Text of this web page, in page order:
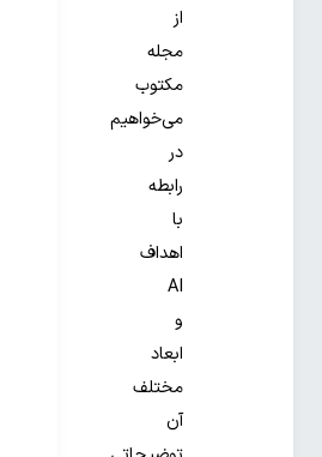
از
مجله
مکتوب
می‌خواهیم
در
رابطه
با
اهداف
AI
و
ابعاد
مختلف
آن